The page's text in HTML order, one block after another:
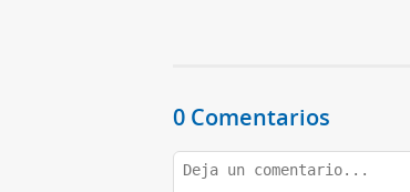
0 Comentarios